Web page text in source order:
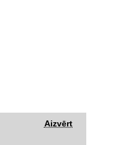
Aizvērt